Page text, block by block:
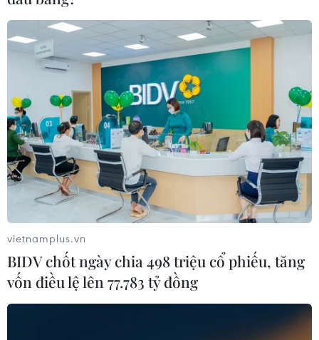
vietnamplus.vn
BIDV chốt ngày chia 498 triệu cổ phiếu, tăng
vốn điều lệ lên 77.783 tỷ đồng